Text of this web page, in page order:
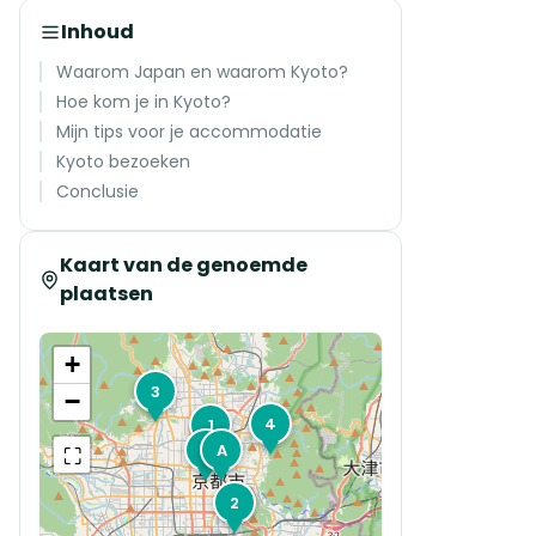
Inhoud
Waarom Japan en waarom Kyoto?
Hoe kom je in Kyoto?
Mijn tips voor je accommodatie
Kyoto bezoeken
Conclusie
Kaart van de genoemde
plaatsen
1
2
3
4
5 A
+
−
⛶